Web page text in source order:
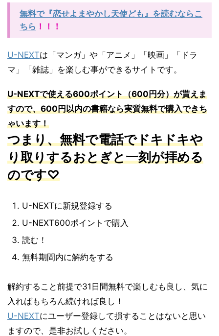
無料で『恋せよまやかし天使ども』を読むならこ
ちら ！！！
U-NEXTは「マンガ」や「アニメ」「映画」「ドラ
マ」「雑誌」を楽しむ事ができるサイトです。
U-NEXTで使える600ポイント（600円分）が貰えま
すので、600円以内の書籍なら実質無料で購入できち
ゃいます！
つまり、無料で電話でドキドキや
り取りするおとぎと一刻が拝める
のです♡
U-NEXTに新規登録する
U-NEXT600ポイントで購入
読む！
無料期間内に解約をする
解約すること前提で31日間無料で楽しむも良し、気に
入ればもちろん続ければ良し！
U-NEXTにユーザー登録して損することはないと思い
ますので、是非お試しください。